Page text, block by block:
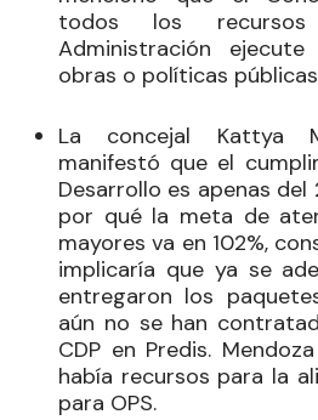
todos los
Administración
obras o políticas
La concejal Kattya
manifestó que el
Desarrollo es apenas
por qué la meta de
mayores va en 102%,
implicaría que ya se
entregaron los
aún no se han
CDP en Predis.
había recursos para la
para OPS.